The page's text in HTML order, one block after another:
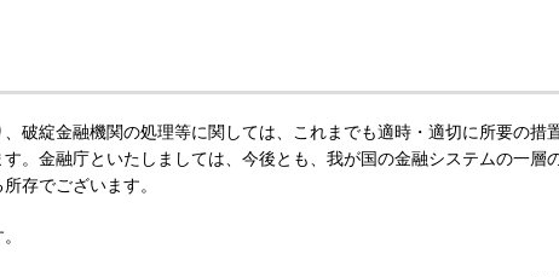
破綻金融機関の処理等に関しては、これまでも適時・適切に所要の措
。金融庁といたしましては、今後とも、我が国の金融システムの一層
存でございます。